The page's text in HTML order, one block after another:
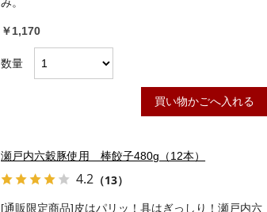
￥1,170
数量
買い物かごへ入れる
瀬戸内六穀豚使用 棒餃子480g（12本）
4.2 （13）
[通販限定商品]皮はパリッ！具はぎっしり！瀬戸内六